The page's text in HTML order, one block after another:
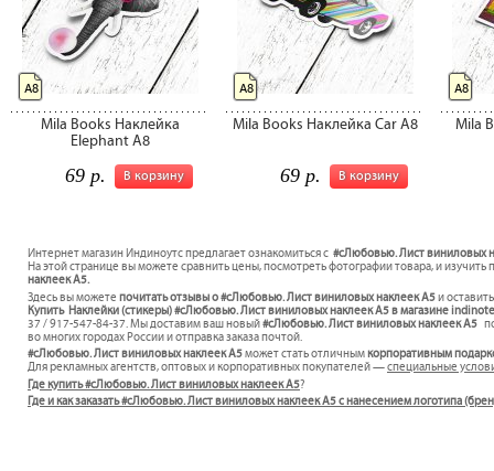
Mila Books Наклейка
Elephant A8
В корзину
69 р.
A8
Mila Books Наклейка Car A8
В корзину
69 р.
A8
Mila
A8
Интернет магазин Индиноутс предлагает ознакомиться с #сЛюбовью. Лист виниловых
На этой странице вы можете сравнить цены, посмотреть фотографии товара, и
наклеек А5.
Здесь вы можете почитать отзывы о #сЛюбовью. Лист виниловых наклеек А5и
Купить Наклейки (стикеры) #сЛюбовью. Лист виниловых наклеек А5 в магазине
37 / 917-547-84-37. Мы доставим ваш новый#сЛюбовью. Лист виниловых наклеек А5
во многих городах России и отправка заказа почтой.
#сЛюбовью. Лист виниловых наклеек А5может стать отличнымкорпоративным
Для рекламных агентств, оптовых и корпоративных покупателей —специальные
Где купить #сЛюбовью. Лист виниловых наклеек А5?
Где и как заказать #сЛюбовью. Лист виниловых наклеек А5 с нанесением логотипа